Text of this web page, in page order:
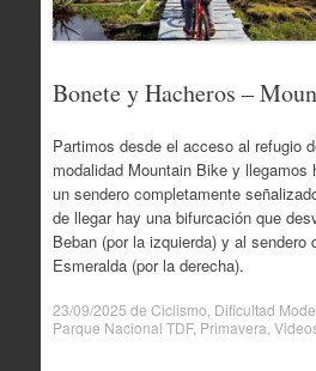
Bonete y Hacheros –
Partimos desde el acceso al refugio
modalidad Mountain Bike y llegamos
un sendero completamente
de llegar hay una bifurcación que
Beban (por la izquierda) y al sendero
Esmeralda (por la derecha).
23/09/2025 de Ciclismo Dificultad
Parque Nacional TDF, Primavera